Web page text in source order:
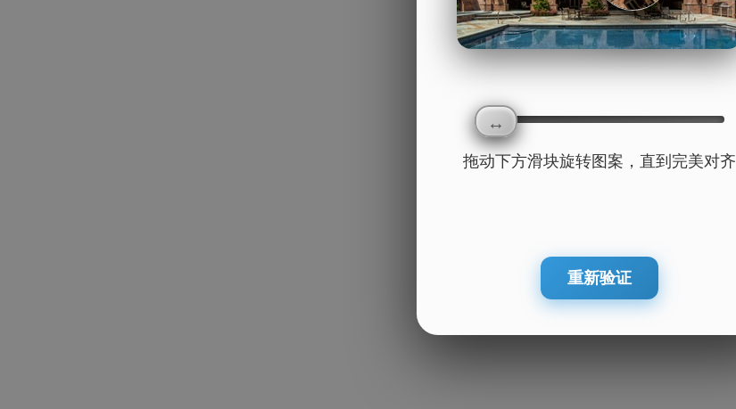
拖动下方滑块旋转图案，直到完美对齐
重新验证